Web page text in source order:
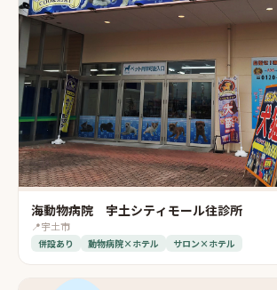
海動物病院 宇土シティモール往診所
📍宇土市
併設あり 動物病院×ホテル サロン×ホテル